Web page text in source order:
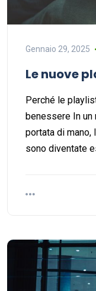
Gennaio 29, 2025
Le nuove
Perché le
benessere In un
portata di mano,
sono diventate